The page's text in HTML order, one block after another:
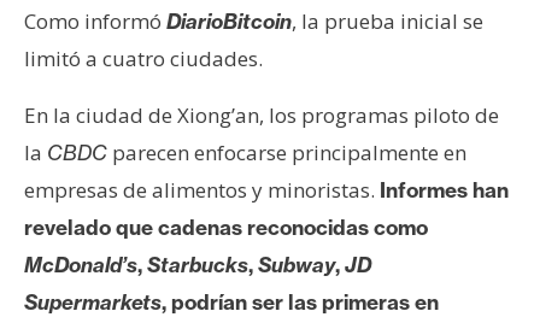
Como informó DiarioBitcoin, la prueba inicial se
limitó a cuatro ciudades.
En la ciudad de Xiong’an, los programas piloto de
la CBDC parecen enfocarse principalmente en
empresas de alimentos y minoristas. Informes han
revelado que cadenas reconocidas como
McDonald’s,Starbucks,Subway,JD
Supermarkets, podrían ser las primeras en